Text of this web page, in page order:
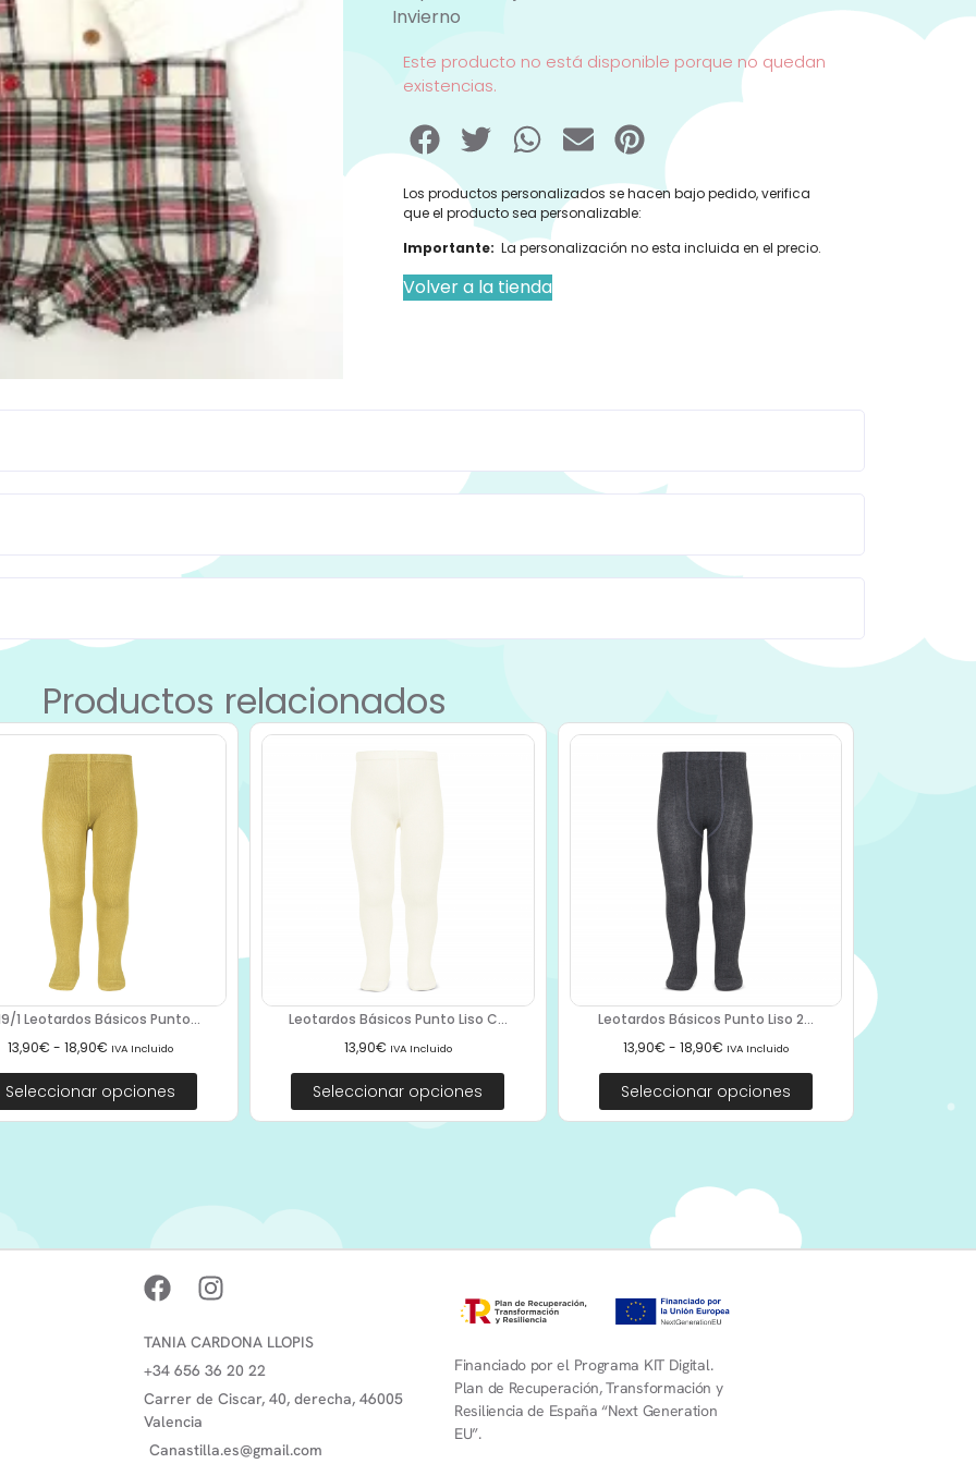
Invierno
Este producto no está disponible porque no quedan
existencias.
Los productos personalizados se hacen bajo pedido, verifica
que el producto sea personalizable:
Importante: La personalización no esta incluida en el precio.
Volver a la tienda
Productos relacionados
1 Leotardos Básicos Punto...
13,90€ - 18,90€ IVA Incluido
Seleccionar opciones
Leotardos Básicos Punto Liso C...
13,90€ IVA Incluido
Seleccionar opciones
Leotardos Básicos Punto Liso 2...
13,90€ - 18,90€ IVA Incluido
Seleccionar opciones
TANIA CARDONA LLOPIS
+34 656 36 20 22
Carrer de Ciscar, 40, derecha, 46005
Valencia
Canastilla.es@gmail.com
Financiado por el Programa KIT Digital.
Plan de Recuperación, Transformación y
Resiliencia de España “Next Generation
EU”.